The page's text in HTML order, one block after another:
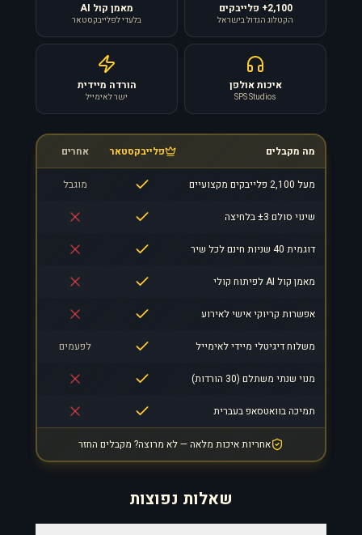
2,100+ פלייבקים
הקטלוג הגדול בישראל
מאמן קול AI
בלעדי לפלייבקסטאר
איכות אולפן
SPS Studios
הורדה מיידית
ישר לאימייל
מה מקבלים פלייבקסטאר אחרים
מעל 2,100 פלייבקים מקצועיים מוגבל
שינוי סולם ±3 בלחיצה
דוגמית 40 שניות חינם לכל שיר
מאמן קול AI לפיתוח קולי
אפשרות קריוקי אישי לאירוע
משלוח דיגיטלי מיידי לאימייל לפעמים
מנוי שנתי משתלם (30 הורדות)
תמיכה בוואטסאפ בעברית
אחריות איכות מלאה — לא מרוצה? מקבלים החזר
שאלות נפוצות